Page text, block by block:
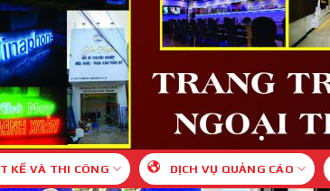
KẾ VÀ THI CÔNG DỊCH VỤ QUẢNG CÁO